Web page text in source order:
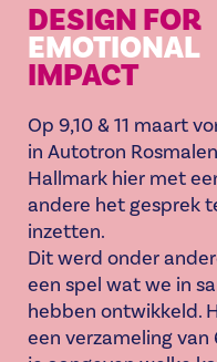
DESIGN FOR
EMOTIONAL
IMPACT
Op 9,10 & 11 maart
in Autotron
Hallmark hier met
andere het gesprek
inzetten.
Dit werd onder
een spel wat we in
hebben ontwikkeld.
een verzameling van